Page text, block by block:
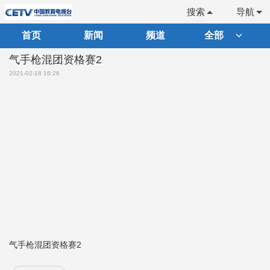
导航
搜索
首页 新闻 频道 全部
气手枪混团资格赛2
2021-02-18 16:26
气手枪混团资格赛2